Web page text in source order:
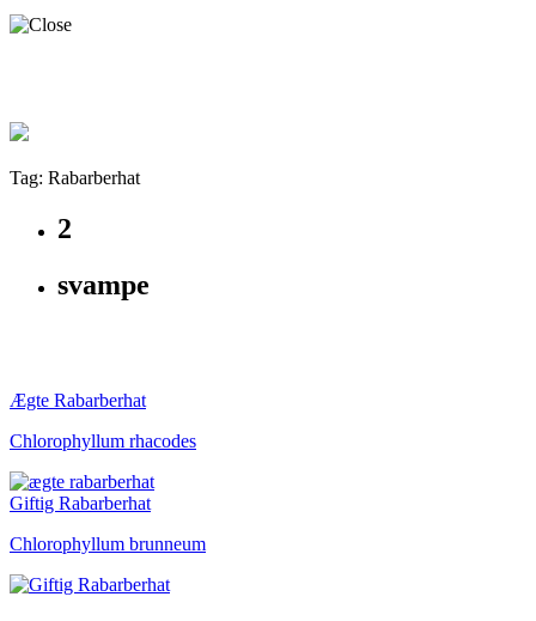
Tag: Rabarberhat
2
svampe
Ægte Rabarberhat
Chlorophyllum rhacodes
Giftig Rabarberhat
Chlorophyllum brunneum